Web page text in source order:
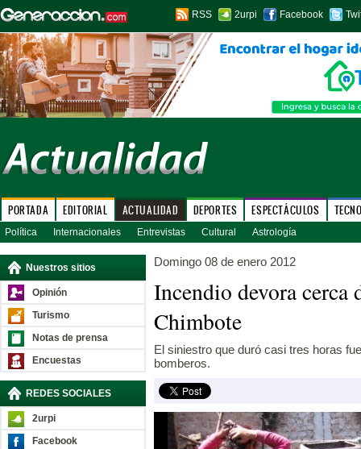
RSS 2urpi Facebook
PORTADA EDITORIAL ACTUALIDAD DEPORTES ESPECTÁCULOS
Política Internacionales Entrevistas Cultural Astrología
Nuestros sitios
Opinión
Turismo
Notas de prensa
Encuestas
REDES SOCIALES
2urpi
Facebook
Domingo 08 de enero 2012
Incendio devora cerca
Chimbote
El siniestro que duró casi tres horas
bomberos.